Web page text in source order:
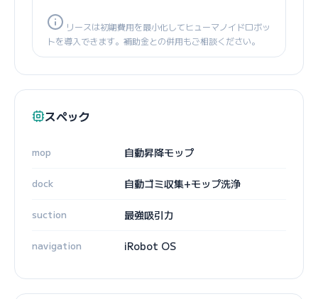
リースは初期費用を最小化してヒューマノイドロボッ
トを導入できます。補助金との併用もご相談ください。
スペック
mop 自動昇降モップ
dock 自動ゴミ収集+モップ洗浄
suction 最強吸引力
navigation iRobot OS